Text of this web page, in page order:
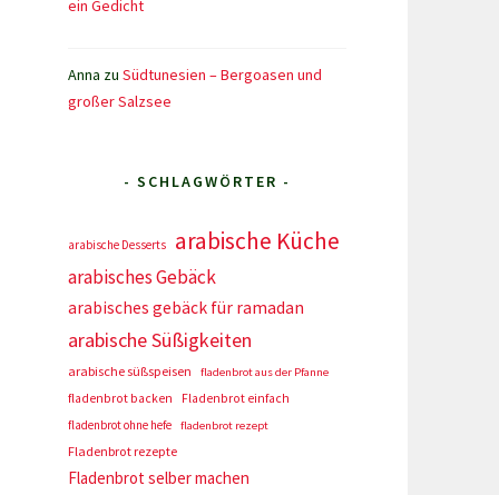
ein Gedicht
Anna zu Südtunesien – Bergoasen und
großer Salzsee
- SCHLAGWÖRTER -
arabische Desserts arabische Küche
arabisches Gebäck
arabisches gebäck für ramadan
arabische Süßigkeiten
arabische süßspeisen fladenbrot aus der Pfanne
fladenbrot backen
Fladenbrot einfach
fladenbrot ohne hefe
fladenbrot rezept
Fladenbrot rezepte
Fladenbrot selber machen